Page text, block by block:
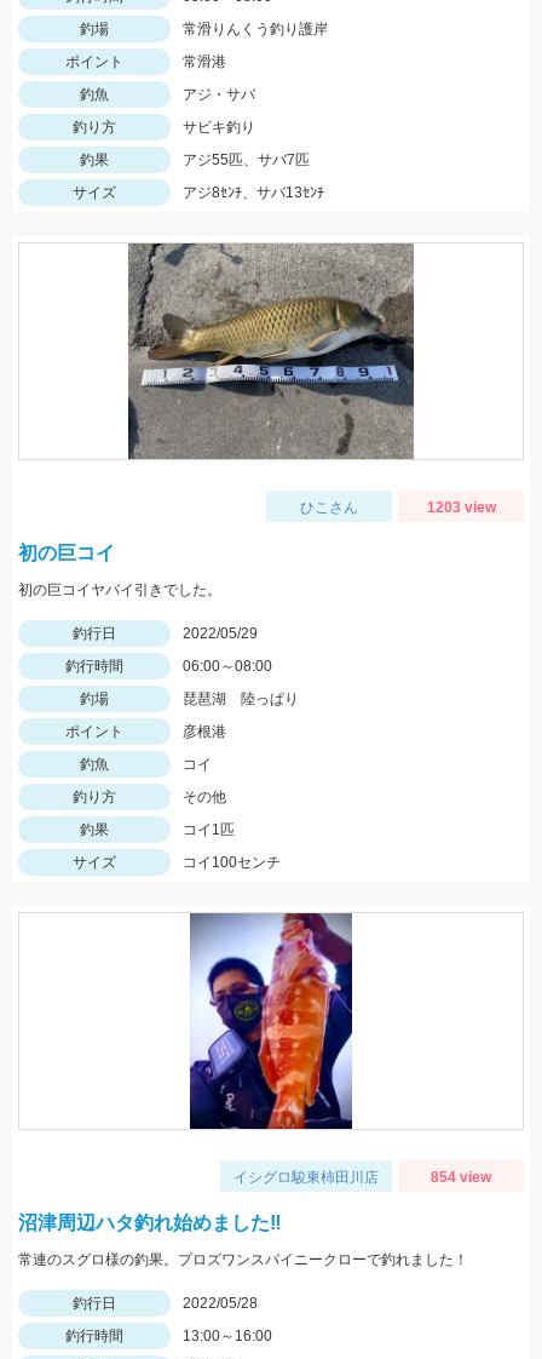
釣場
常滑りんくう釣り護岸
ポイント
常滑港
釣魚
アジ・サバ
釣り方
サビキ釣り
釣果
アジ55匹、サバ7匹
サイズ
アジ8ｾﾝﾁ、サバ13ｾﾝﾁ
ひこさん 1203 view
初の巨コイ
初の巨コイヤバイ引きでした。
釣行日
2022/05/29
釣行時間
06:00～08:00
釣場
琵琶湖 陸っぱり
ポイント
彦根港
釣魚
コイ
釣り方
その他
釣果
コイ1匹
サイズ
コイ100センチ
イシグロ駿東柿田川店 854 view
沼津周辺ハタ釣れ始めました‼
常連のスグロ様の釣果。プロズワンスパイニークローで釣れました！
釣行日
2022/05/28
釣行時間
13:00～16:00